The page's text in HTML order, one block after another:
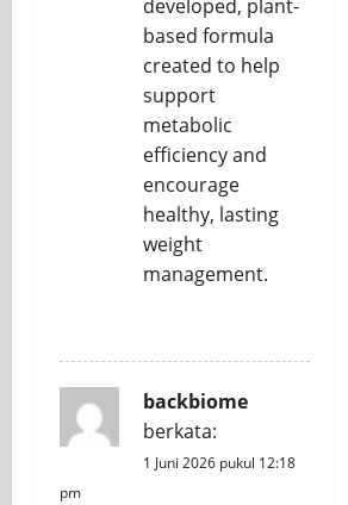
developed, plant-
based formula
created to help
support
metabolic
efficiency and
encourage
healthy, lasting
weight
management.
backbiome
berkata:
1 Juni 2026 pukul 12:18
pm